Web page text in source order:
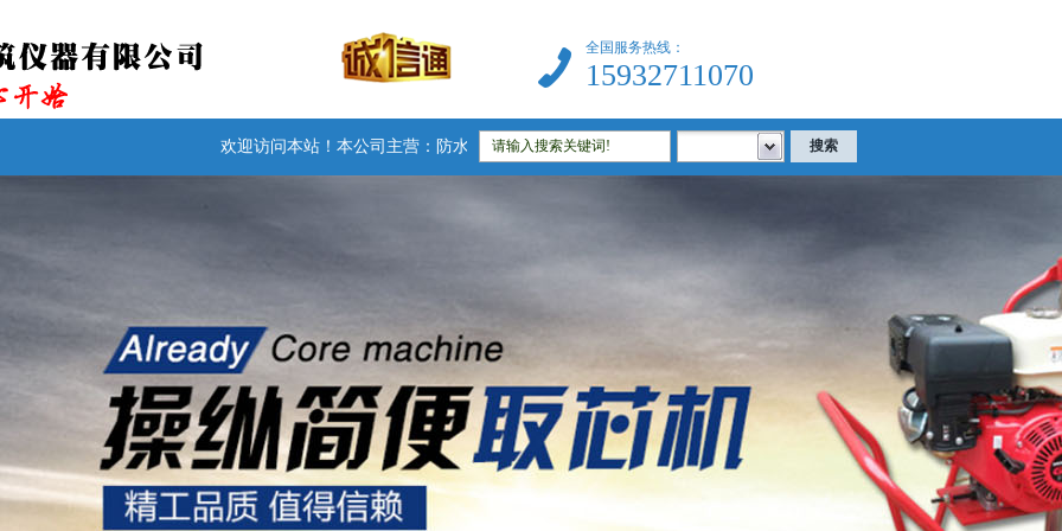
全国服务热线：
15932711070
欢迎访问本站！本公司主营：防水卷材检测仪器|建筑试验仪器|公路试验仪器|土工试验仪器|沥青试验仪器|混凝土试验